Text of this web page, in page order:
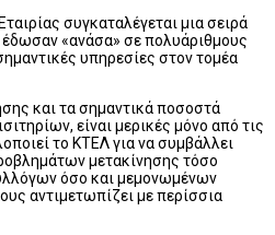
συγκαταλέγεται μια σειρά
«ανάσα» σε πολυάριθμους
υπηρεσίες στον τομέα
και τα σημαντικά ποσοστά
είναι μερικές μόνο από τις
το ΚΤΕΛ για να συμβάλλει
μετακίνησης τόσο
όσο και μεμονωμένων
αντιμετωπίζει με περίσσια